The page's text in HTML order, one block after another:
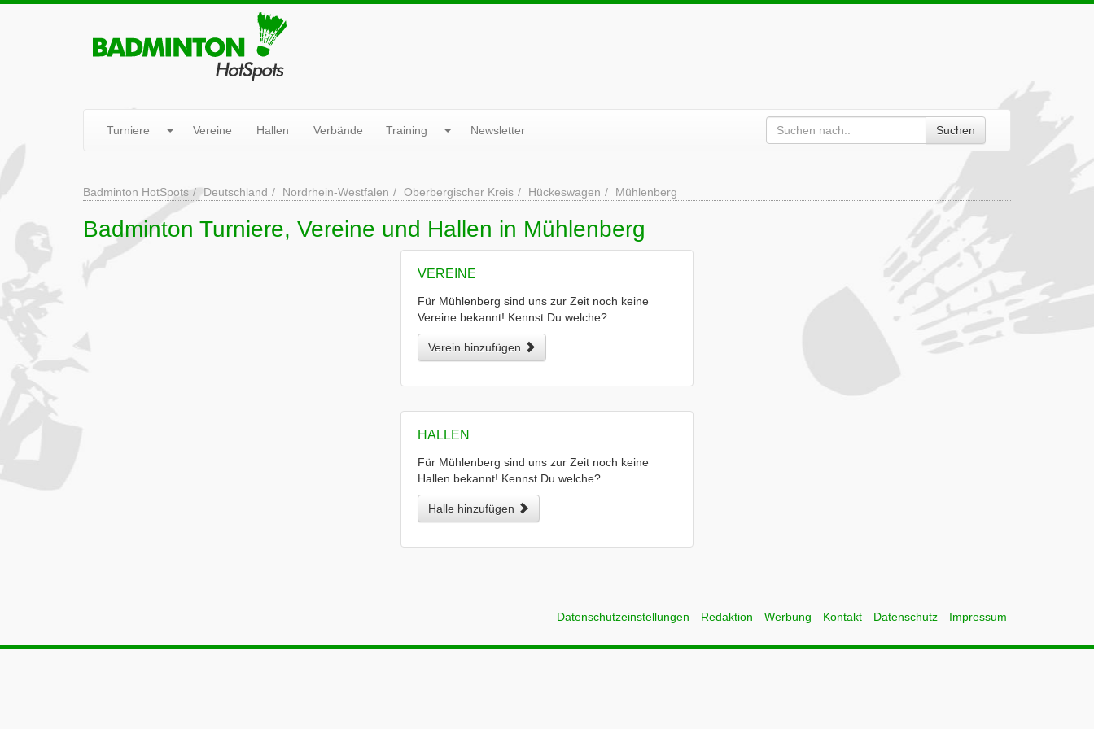
Turniere Vereine Hallen Verbände Training Newsletter Suchen
Badminton HotSpots Deutschland Nordrhein-Westfalen Oberbergischer Kreis Hückeswagen Mühlenberg
Badminton Turniere, Vereine und Hallen in Mühlenberg
VEREINE
Für Mühlenberg sind uns zur Zeit noch keine
Vereine bekannt! Kennst Du welche?
Verein hinzufügen
HALLEN
Für Mühlenberg sind uns zur Zeit noch keine
Hallen bekannt! Kennst Du welche?
Halle hinzufügen
Datenschutzeinstellungen Redaktion Werbung Kontakt Datenschutz Impressum